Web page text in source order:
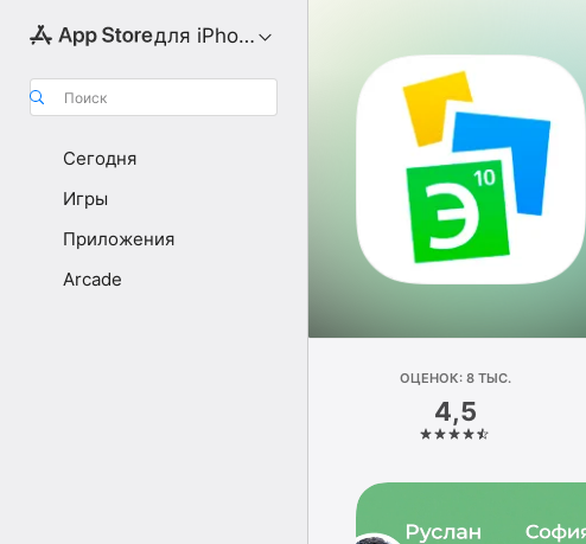
для iPhone
Поиск
Сегодня
Игры
Приложения
Arcade
ОЦЕНОК: 8 ТЫС.
4,5